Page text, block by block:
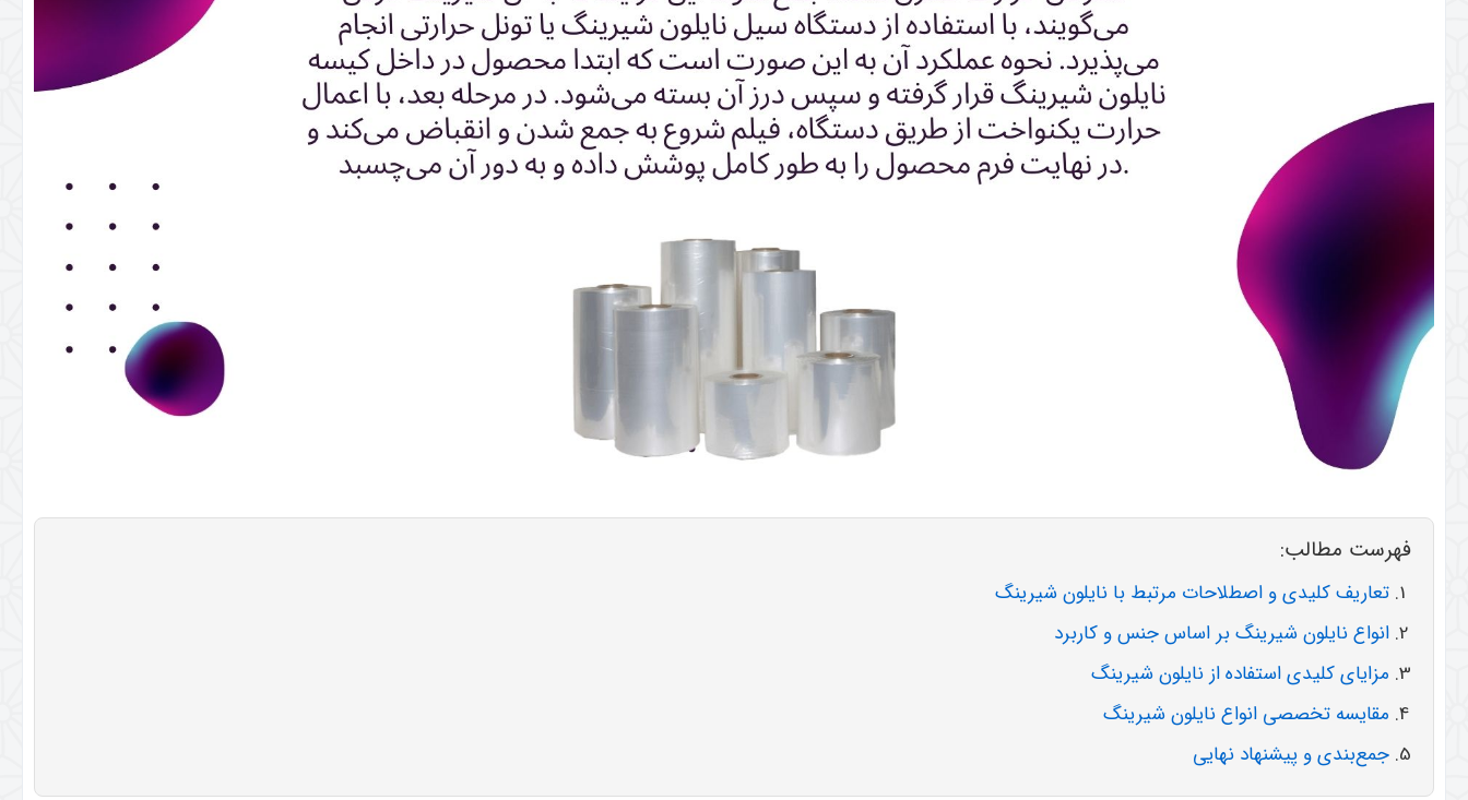
فهرست مطالب:
تعاریف کلیدی و اصطلاحات مرتبط با نایلون شیرینگ
انواع نایلون شیرینگ بر اساس جنس و کاربرد
مزایای کلیدی استفاده از نایلون شیرینگ
مقایسه تخصصی انواع نایلون شیرینگ
جمع‌بندی و پیشنهاد نهایی